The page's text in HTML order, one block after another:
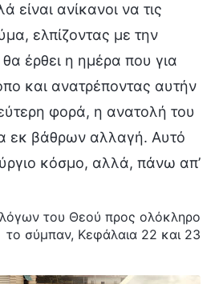
είναι ανίκανοι να τις
ελπίζοντας με την
έρθει η ημέρα που για
και ανατρέποντας αυτήν
φορά, η ανατολή του
εκ βάθρων αλλαγή. Αυτό
κόσμο, αλλά, πάνω απ’
του Θεού προς ολόκληρο
το σύμπαν, Κεφάλαια 22 και 23